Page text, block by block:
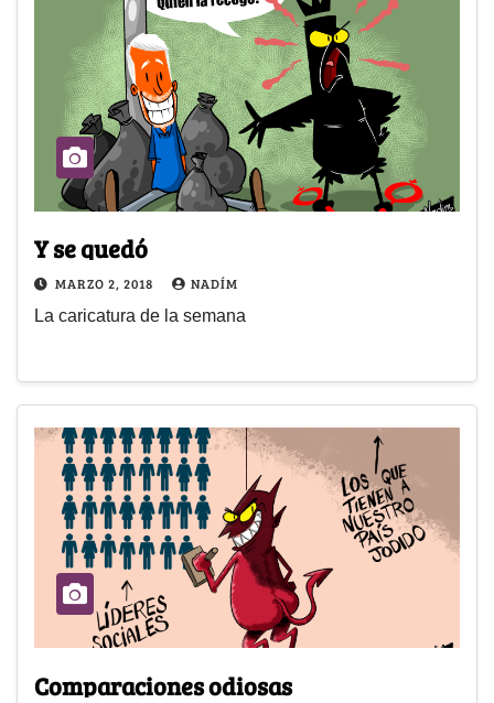
Y se quedó
MARZO 2, 2018 NADÍM
La caricatura de la semana
Comparaciones odiosas